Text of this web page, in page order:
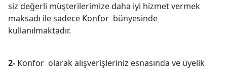
siz değerli müşterilerimize daha iyi hizmet vermek
maksadı ile sadece Konfor bünyesinde
kullanılmaktadır.
2- Konfor olarak alışverişleriniz esnasında ve üyelik